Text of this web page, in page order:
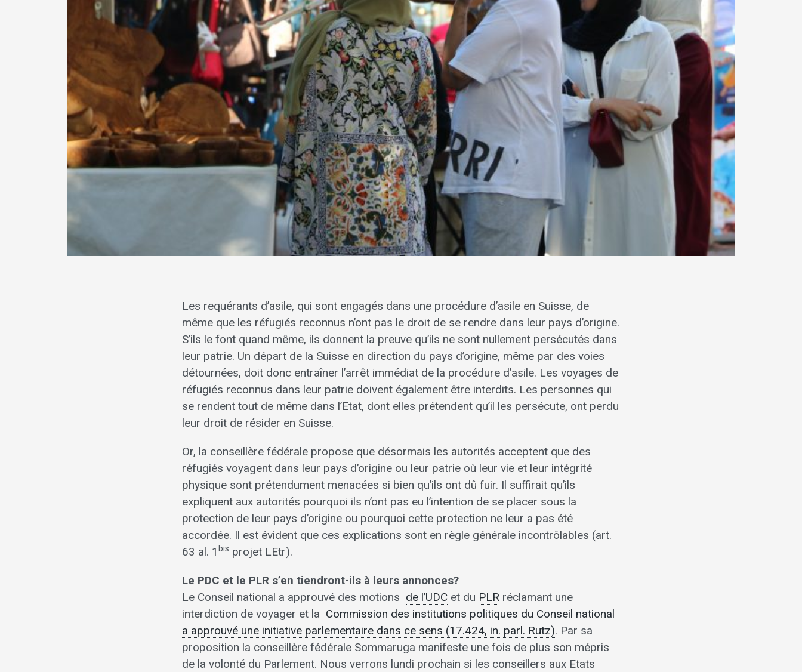
Les requérants d’asile, qui sont engagés dans une procédure d’asile en Suisse, de
même que les réfugiés reconnus n’ont pas le droit de se rendre dans leur pays d’origine.
S’ils le font quand même, ils donnent la preuve qu’ils ne sont nullement persécutés dans
leur patrie. Un départ de la Suisse en direction du pays d’origine, même par des voies
détournées, doit donc entraîner l’arrêt immédiat de la procédure d’asile. Les voyages de
réfugiés reconnus dans leur patrie doivent également être interdits. Les personnes qui
se rendent tout de même dans l’Etat, dont elles prétendent qu’il les persécute, ont perdu
leur droit de résider en Suisse.
Or, la conseillère fédérale propose que désormais les autorités acceptent que des
réfugiés voyagent dans leur pays d’origine ou leur patrie où leur vie et leur intégrité
physique sont prétendument menacées si bien qu’ils ont dû fuir. Il suffirait qu’ils
expliquent aux autorités pourquoi ils n’ont pas eu l’intention de se placer sous la
protection de leur pays d’origine ou pourquoi cette protection ne leur a pas été
accordée. Il est évident que ces explications sont en règle générale incontrôlables (art.
63 al. 1bis projet LEtr).
Le PDC et le PLR s’en tiendront-ils à leurs annonces?
Le Conseil national a approuvé des motions de l’UDC et du PLR réclamant une
interdiction de voyager et la Commission des institutions politiques du Conseil national
a approuvé une initiative parlementaire dans ce sens (17.424, in. parl. Rutz). Par sa
proposition la conseillère fédérale Sommaruga manifeste une fois de plus son mépris
de la volonté du Parlement. Nous verrons lundi prochain si les conseillers aux Etats